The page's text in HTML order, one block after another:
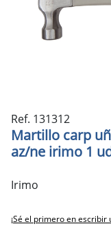
Ref. 131312
Martillo carp
az/ne irimo 1
Irimo
¡Sé el primero en escribir